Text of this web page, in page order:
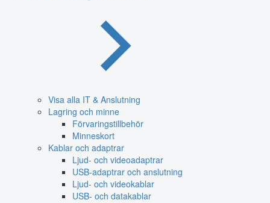
Visa alla IT & Anslutning
Lagring och minne
Förvaringstillbehör
Minneskort
Kablar och adaptrar
Ljud- och videoadaptrar
USB-adaptrar och anslutning
Ljud- och videokablar
USB- och datakablar